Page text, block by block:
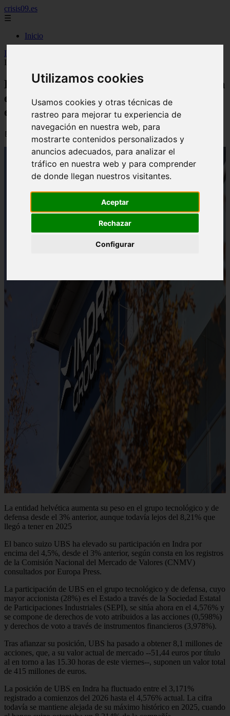
Utilizamos cookies
Usamos cookies y otras técnicas de
rastreo para mejorar tu experiencia de
navegación en nuestra web, para
mostrarte contenidos personalizados y
anuncios adecuados, para analizar el
tráfico en nuestra web y para comprender
de donde llegan nuestros visitantes.
Aceptar
Rechazar
Configurar
crisis09.es
☰
Inicio
Inicio
Indra por encima del 4,5%, valorada en 415 millones
El banco suizo UBS eleva su participación
en Indra por encima del 4,5%, valorada
en 415 millones
📅 03/07/2026
La entidad helvética aumenta su peso en el grupo tecnológico y de
defensa desde el 3% anterior, aunque todavía lejos del 8,21% que
llegó a tener en 2025
El banco suizo UBS ha elevado su participación en Indra por
encima del 4,5%, desde el 3% anterior, según consta en los registros
de la Comisión Nacional del Mercado de Valores (CNMV)
consultados por Europa Press.
La participación de UBS en el grupo tecnológico y de defensa, cuyo
mayor accionista (28%) es el Estado a través de la Sociedad Estatal
de Participaciones Industriales (SEPI), se sitúa ahora en el 4,576% y
se compone de derechos de voto atribuidos a las acciones (0,598%)
y derechos de voto a través de instrumentos financieros (3,978%).
Tras afianzar su posición, UBS ha pasado a obtener 8,1 millones de
acciones, que, a su valor actual de mercado --51,44 euros por título
al en torno a las 15.30 horas de este viernes--, suponen un valor total
de 415 millones de euros.
La posición de UBS en Indra ha fluctuado entre el 3,171%
registrado a comienzos del 2026 hasta el 4,576% actual. La cifra
todavía se mantiene alejada de su máximo histórico en 2025, cuando